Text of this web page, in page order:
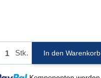
Stk. In den Warenkorb